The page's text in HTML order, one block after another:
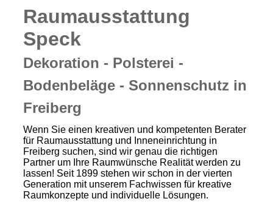
Raumausstattung
Speck
Dekoration - Polsterei -
Bodenbeläge - Sonnenschutz in
Freiberg
Wenn Sie einen kreativen und kompetenten Berater
für Raumausstattung und Inneneinrichtung in
Freiberg suchen, sind wir genau die richtigen
Partner um Ihre Raumwünsche Realität werden zu
lassen! Seit 1899 stehen wir schon in der vierten
Generation mit unserem Fachwissen für kreative
Raumkonzepte und individuelle Lösungen.